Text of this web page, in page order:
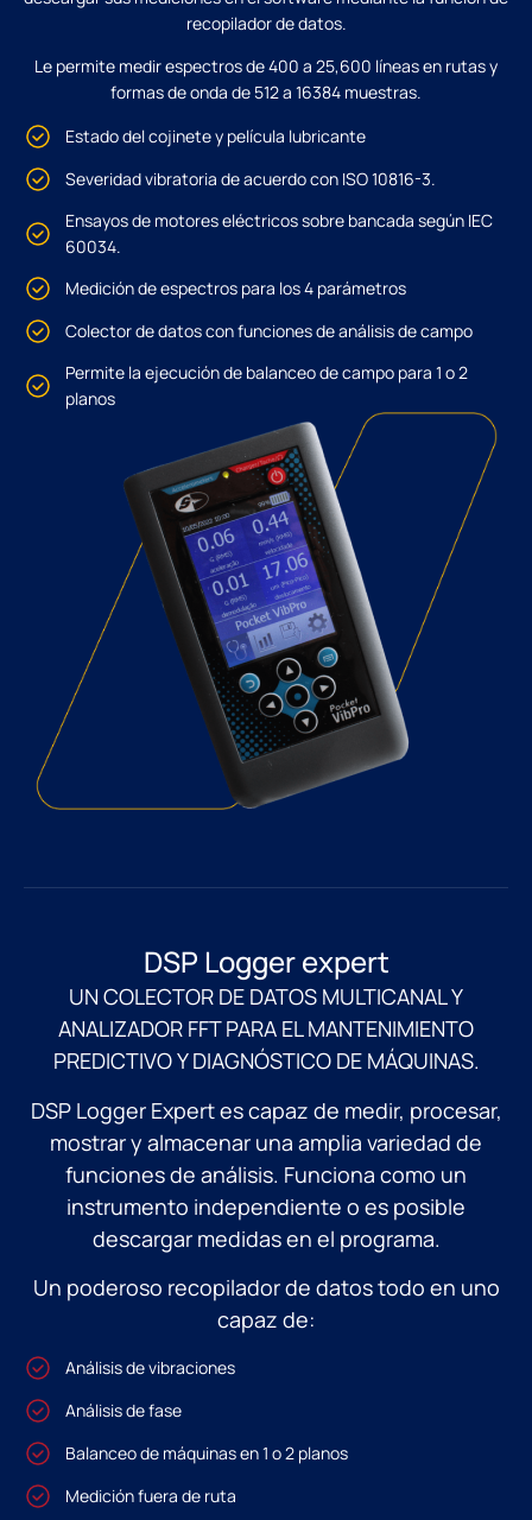
recopilador de datos.
Le permite medir espectros de 400 a 25,600 líneas en rutas y
formas de onda de 512 a 16384 muestras.
Estado del cojinete y película lubricante
Severidad vibratoria de acuerdo con ISO 10816-3.
Ensayos de motores eléctricos sobre bancada según IEC
60034.
Medición de espectros para los 4 parámetros
Colector de datos con funciones de análisis de campo
Permite la ejecución de balanceo de campo para 1 o 2
planos
DSP Logger expert
UN COLECTOR DE DATOS MULTICANAL Y
ANALIZADOR FFT PARA EL MANTENIMIENTO
PREDICTIVO Y DIAGNÓSTICO DE MÁQUINAS.
DSP Logger Expert es capaz de medir, procesar,
mostrar y almacenar una amplia variedad de
funciones de análisis. Funciona como un
instrumento independiente o es posible
descargar medidas en el programa.
Un poderoso recopilador de datos todo en uno
capaz de:
Análisis de vibraciones
Análisis de fase
Balanceo de máquinas en 1 o 2 planos
Medición fuera de ruta